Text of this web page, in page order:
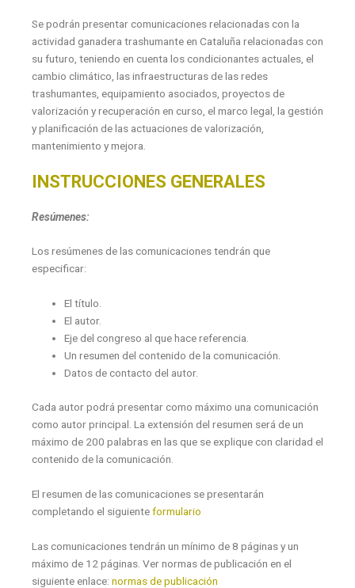
Se podrán presentar comunicaciones relacionadas con la
actividad ganadera trashumante en Cataluña relacionadas con
su futuro, teniendo en cuenta los condicionantes actuales, el
cambio climático, las infraestructuras de las redes
trashumantes, equipamiento asociados, proyectos de
valorización y recuperación en curso, el marco legal, la gestión
y planificación de las actuaciones de valorización,
mantenimiento y mejora.
INSTRUCCIONES GENERALES
Resúmenes:
Los resúmenes de las comunicaciones tendrán que
especificar:
El título.
El autor.
Eje del congreso al que hace referencia.
Un resumen del contenido de la comunicación.
Datos de contacto del autor.
Cada autor podrá presentar como máximo una comunicación
como autor principal. La extensión del resumen será de un
máximo de 200 palabras en las que se explique con claridad el
contenido de la comunicación.
El resumen de las comunicaciones se presentarán
completando el siguienteformulario
Las comunicaciones tendrán un mínimo de 8 páginas y un
máximo de 12 páginas. Ver normas de publicación en el
siguiente enlace: normas de publicación